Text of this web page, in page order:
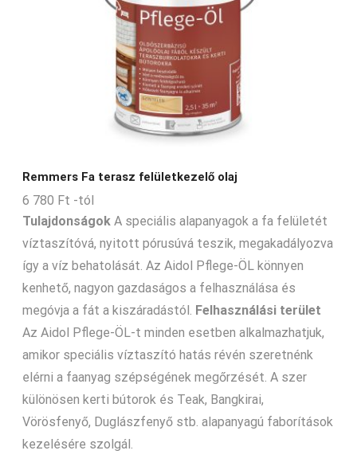
Remmers Fa terasz felületkezelő olaj
6 780 Ft -tól
Tulajdonságok A speciális alapanyagok a fa felületét
víztaszítóvá, nyitott pórusúvá teszik, megakadályozva
így a víz behatolását. Az Aidol Pflege-ÖL könnyen
kenhető, nagyon gazdaságos a felhasználása és
megóvja a fát a kiszáradástól. Felhasználási terület
Az Aidol Pflege-ÖL-t minden esetben alkalmazhatjuk,
amikor speciális víztaszító hatás révén szeretnénk
elérni a faanyag szépségének megőrzését. A szer
különösen kerti bútorok és Teak, Bangkirai,
Vörösfenyő, Duglászfenyő stb. alapanyagú faborítások
kezelésére szolgál.